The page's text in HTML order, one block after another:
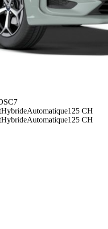
HybrideAutomatique125 CH
HybrideAutomatique125 CH